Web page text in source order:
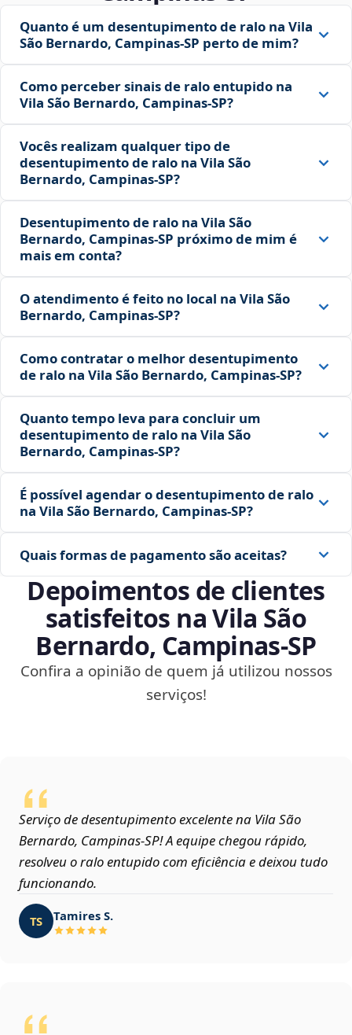
Quanto é um desentupimento de ralo na Vila
São Bernardo, Campinas‑SP perto de mim?
Como perceber sinais de ralo entupido na
Vila São Bernardo, Campinas‑SP?
Vocês realizam qualquer tipo de
desentupimento de ralo na Vila São
Bernardo, Campinas‑SP?
Desentupimento de ralo na Vila São
Bernardo, Campinas‑SP próximo de mim é
mais em conta?
O atendimento é feito no local na Vila São
Bernardo, Campinas‑SP?
Como contratar o melhor desentupimento
de ralo na Vila São Bernardo, Campinas‑SP?
Quanto tempo leva para concluir um
desentupimento de ralo na Vila São
Bernardo, Campinas‑SP?
É possível agendar o desentupimento de ralo
na Vila São Bernardo, Campinas‑SP?
Quais formas de pagamento são aceitas?
Depoimentos de clientes
satisfeitos na Vila São
Bernardo, Campinas‑SP
Confira a opinião de quem já utilizou nossos
serviços!
Serviço de desentupimento excelente na Vila São
Bernardo, Campinas‑SP! A equipe chegou rápido,
resolveu o ralo entupido com eficiência e deixou tudo
funcionando.
TS Tamires S.